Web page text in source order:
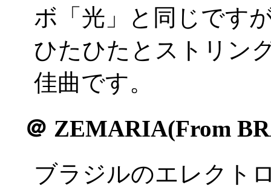
ボ「光」と同じです
ひたひたとストリン
佳曲です。
＠ ZEMARIA(From
ブラジルのエレクト